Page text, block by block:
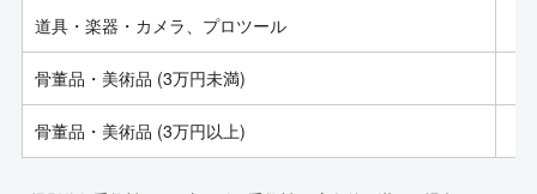
道具・楽器・カメラ、プロツール
骨董品・美術品 (3万円未満)
骨董品・美術品 (3万円以上)